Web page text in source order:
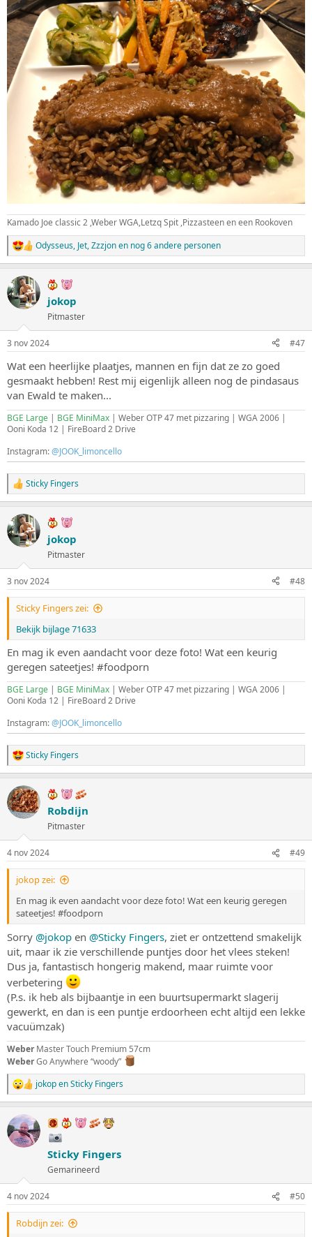
Kamado Joe classic 2 ,Weber WGA,Letzq Spit ,Pizzasteen en een Rookoven
W
a
r
d
e
i
n
g
e
n
:
Odysseus, Jet,Zzzjonen nog 6 andere personen
jokop
Pitmaster
3 nov 2024 #47
Wat een heerlijke plaatjes, mannen en fijn dat ze zo goed
gesmaakt hebben! Rest mij eigenlijk alleen nog de pindasaus
van Ewald te maken...
BGE Large | BGE MiniMax | Weber OTP 47 met pizzaring | WGA 2006 |
Ooni Koda 12 | FireBoard 2 Drive
Instagram:@JOOK_limoncello
W
a
r
d
e
i
n
g
e
n
Sticky Fingers
jokop
Pitmaster
3 nov 2024 #48
Sticky Fingers zei:
Bekijk bijlage 71633
En mag ik even aandacht voor deze foto! Wat een keurig
geregen sateetjes! #foodporn
BGE Large | BGE MiniMax | Weber OTP 47 met pizzaring | WGA 2006 |
Ooni Koda 12 | FireBoard 2 Drive
Instagram:@JOOK_limoncello
W
a
r
d
e
i
n
g
e
n
Sticky Fingers
Robdijn
Pitmaster
4 nov 2024 #49
jokop zei:
En mag ik even aandacht voor deze foto! Wat een keurig geregen
sateetjes! #foodporn
Sorry @jokop en @Sticky Fingers, ziet er ontzettend smakelijk
uit, maar ik zie verschillende puntjes door het vlees steken!
Dus ja, fantastisch hongerig makend, maar ruimte voor
verbetering
(P.s. ik heb als bijbaantje in een buurtsupermarkt slagerij
gewerkt, en dan is een puntje erdoorheen echt altijd een lekke
vacuümzak)
Weber Master Touch Premium 57cm
WeberGo Anywhere “woody”
W
a
r
d
e
e
n
jokopenSticky Fingers
Sticky Fingers
Gemarineerd
4 nov 2024 #50
Robdijn zei: